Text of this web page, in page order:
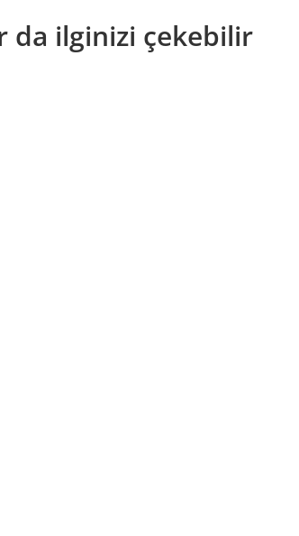
da ilginizi çekebilir